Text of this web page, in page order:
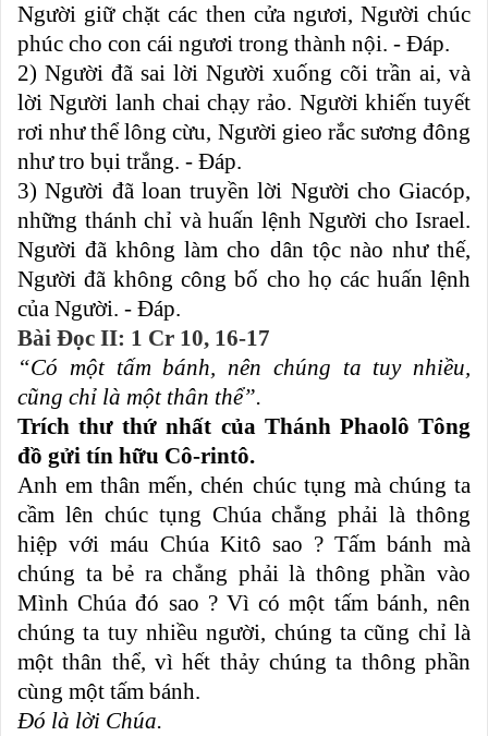
Người giữ chặt các then cửa ngươi, Người chúc
phúc cho con cái ngươi trong thành nội. - Ðáp.
2) Người đã sai lời Người xuống cõi trần ai, và
lời Người lanh chai chạy rảo. Người khiến tuyết
rơi như thể lông cừu, Người gieo rắc sương đông
như tro bụi trắng. - Ðáp.
3) Người đã loan truyền lời Người cho Giacóp,
những thánh chỉ và huấn lệnh Người cho Israel.
Người đã không làm cho dân tộc nào như thế,
Người đã không công bố cho họ các huấn lệnh
của Người. - Ðáp.
Bài Ðọc II: 1 Cr 10, 16-17
“Có một tấm bánh, nên chúng ta tuy nhiều,
cũng chỉ là một thân thể”.
Trích thư thứ nhất của Thánh Phaolô Tông
đồ gửi tín hữu Cô-rintô.
Anh em thân mến, chén chúc tụng mà chúng ta
cầm lên chúc tụng Chúa chẳng phải là thông
hiệp với máu Chúa Kitô sao ? Tấm bánh mà
chúng ta bẻ ra chẳng phải là thông phần vào
Mình Chúa đó sao ? Vì có một tấm bánh, nên
chúng ta tuy nhiều người, chúng ta cũng chỉ là
một thân thể, vì hết thảy chúng ta thông phần
cùng một tấm bánh.
Ðó là lời Chúa.